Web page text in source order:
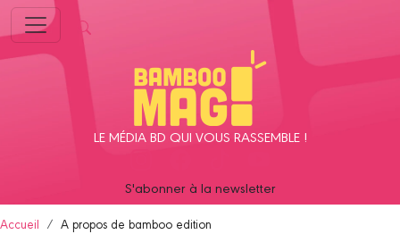
LE MÉDIA BD QUI VOUS RASSEMBLE !
S'abonner à la newsletter
Accueil A propos de bamboo edition
Panneau de gestion des cookies